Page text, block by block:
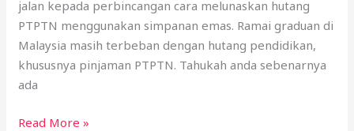
jalan kepada perbincangan cara melunaskan hutang
PTPTN menggunakan simpanan emas. Ramai graduan di
Malaysia masih terbeban dengan hutang pendidikan,
khususnya pinjaman PTPTN. Tahukah anda sebenarnya
ada
Read More »